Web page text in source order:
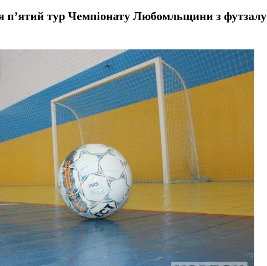
п’ятий тур Чемпіонату Любомльщини з футзалу